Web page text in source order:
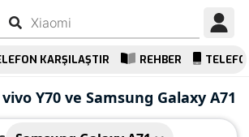
KARŞILAŞTIR REHBER
Y70 ve Samsung Galaxy A71
Samsung Galaxy A71